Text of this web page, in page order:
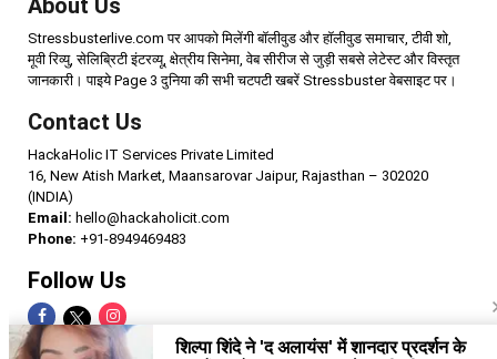
About Us
Stressbusterlive.com पर आपको मिलेंगी बॉलीवुड और हॉलीवुड समाचार, टीवी शो,
मूवी रिव्यु, सेलिब्रिटी इंटरव्यू, क्षेत्रीय सिनेमा, वेब सीरीज से जुड़ी सबसे लेटेस्ट और विस्तृत
जानकारी। पाइये Page 3 दुनिया की सभी चटपटी खबरें Stressbuster वेबसाइट पर।
Contact Us
HackaHolic IT Services Private Limited
16, New Atish Market, Maansarovar Jaipur, Rajasthan – 302020
(INDIA)
Email: hello@hackaholicit.com
Phone: +91-8949469483
Follow Us